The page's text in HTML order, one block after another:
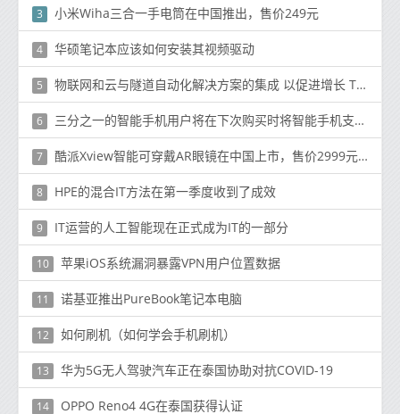
3 小米Wiha三合一手电筒在中国推出，售价249元
4 华硕笔记本应该如何安装其视频驱动
5 物联网和云与隧道自动化解决方案的集成 以促进增长 Technavio
6 三分之一的智能手机用户将在下次购买时将智能手机支出降低20％
7 酷派Xview智能可穿戴AR眼镜在中国上市，售价2999元人民币
8 HPE的混合IT方法在第一季度收到了成效
9 IT运营的人工智能现在正式成为IT的一部分
10 苹果iOS系统漏洞暴露VPN用户位置数据
11 诺基亚推出PureBook笔记本电脑
12 如何刷机（如何学会手机刷机）
13 华为5G无人驾驶汽车正在泰国协助对抗COVID-19
14 OPPO Reno4 4G在泰国获得认证